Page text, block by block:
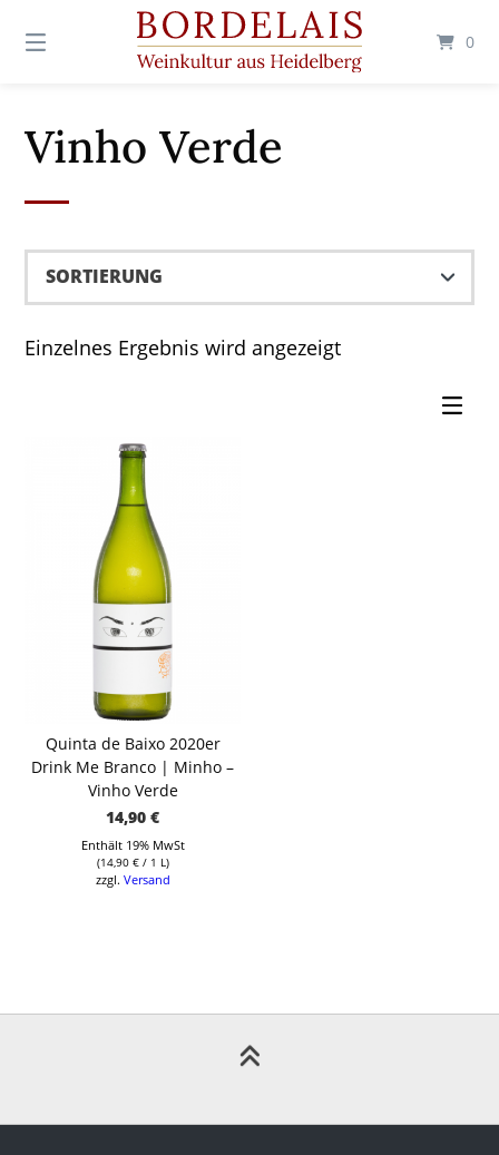
zum
0
Vinho Verde
Einzelnes Ergebnis wird angezeigt
Quinta de Baixo 2020er
Drink Me Branco | Minho –
Vinho Verde
14,90€
Enthält 19% MwSt
(14,90 €/ 1 L)
zzgl. Versand